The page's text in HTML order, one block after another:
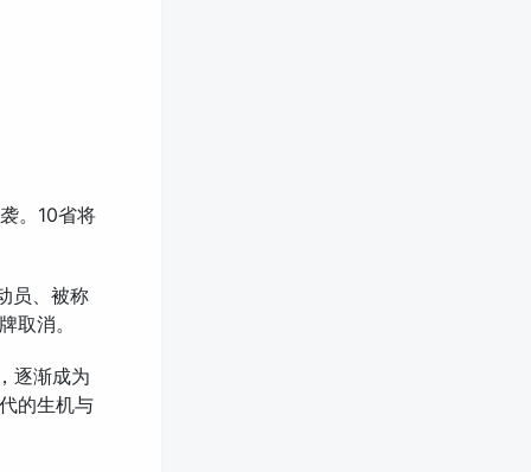
。10省将
员、被称
取消。
逐渐成为
的生机与